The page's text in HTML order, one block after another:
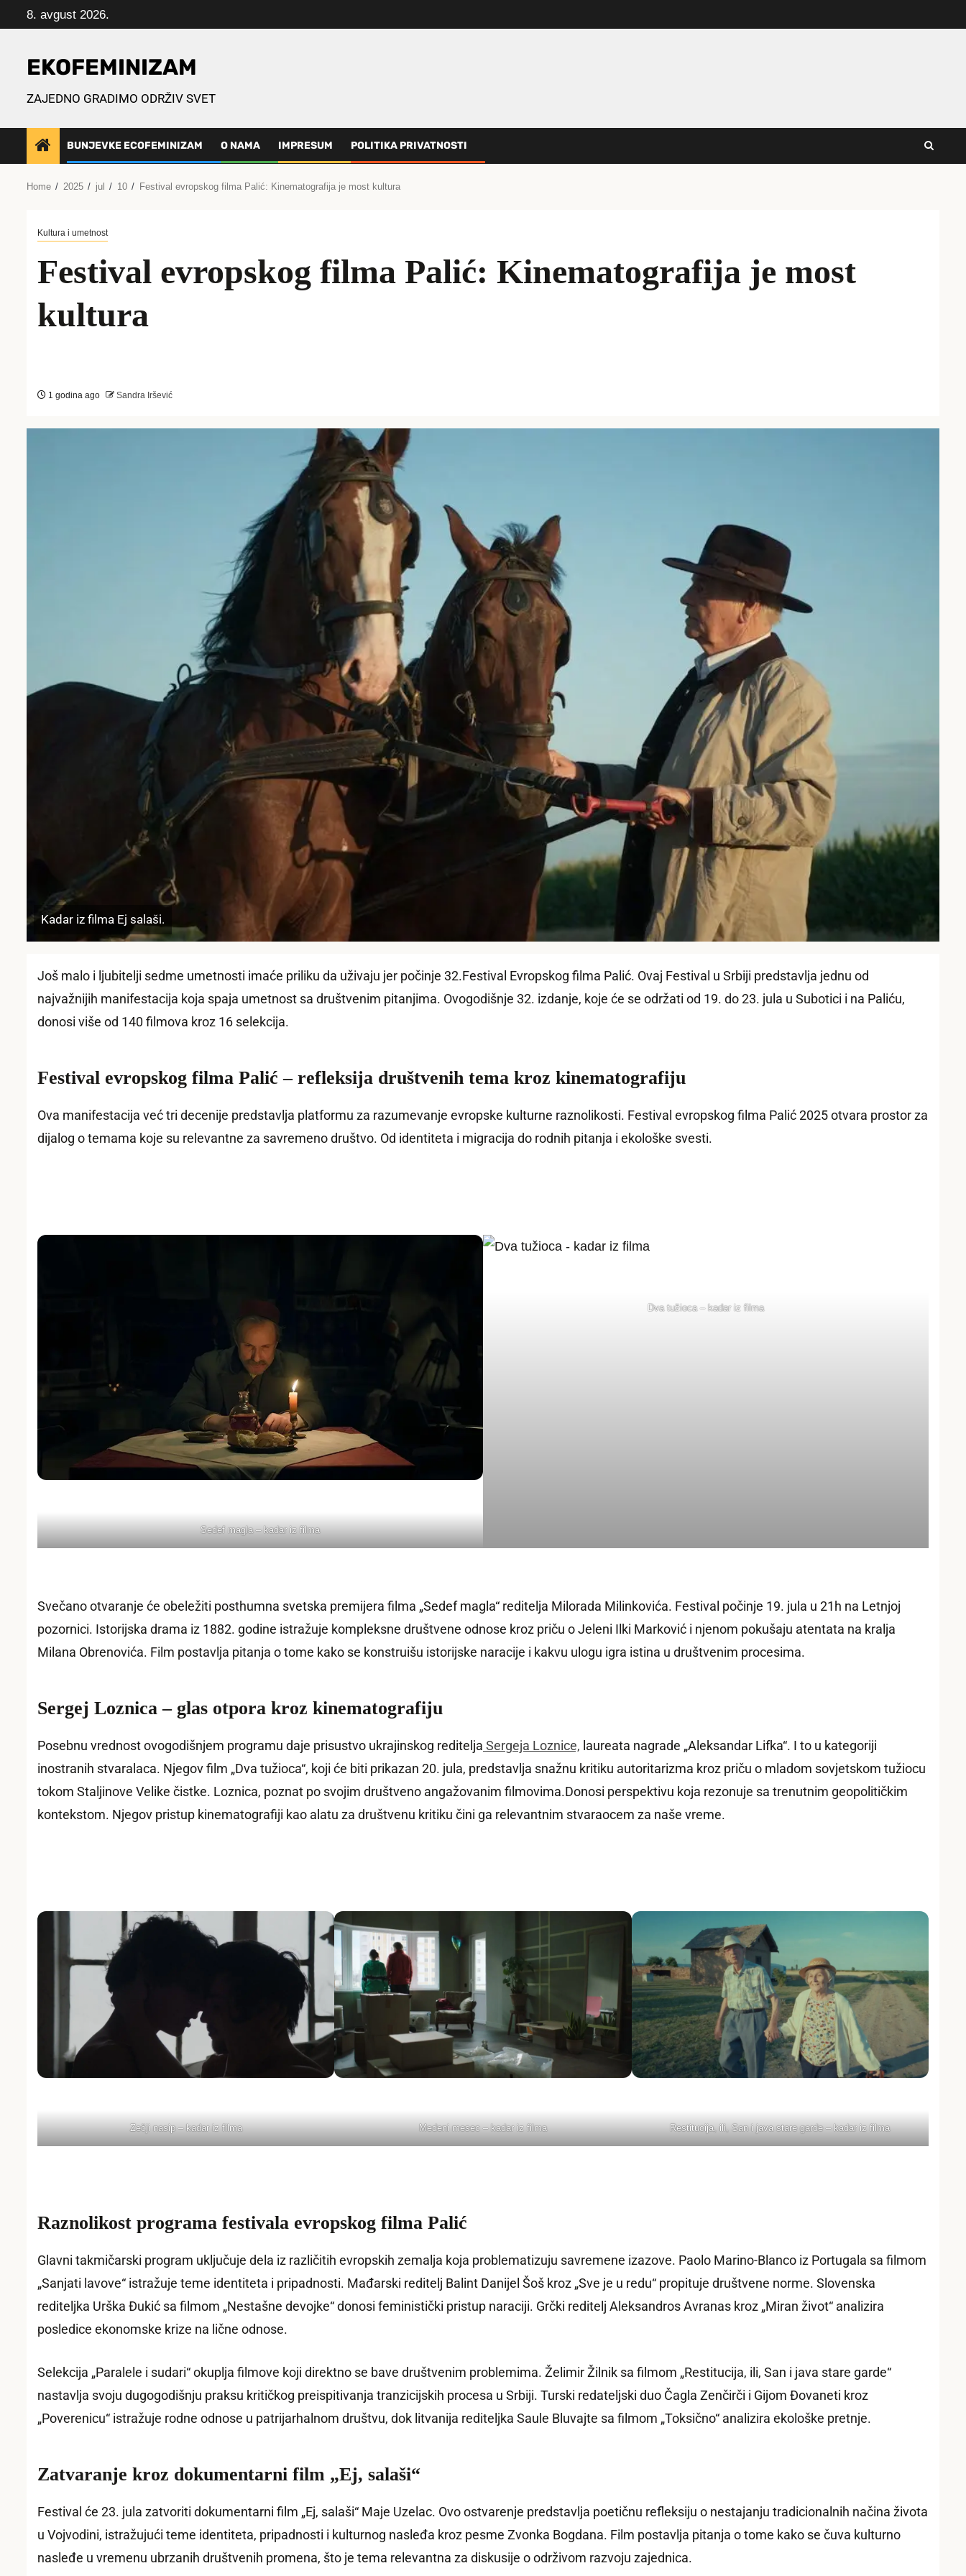
to
8. avgust 2026.
EKOFEMINIZAM
ZAJEDNO GRADIMO ODRŽIV SVET
BUNJEVKE ECOFEMINIZAM O NAMA IMPRESUM POLITIKA PRIVATNOSTI
Home 2025 jul 10 Festival evropskog filma Palić: Kinematografija je most kultura
Kultura i umetnost
Festival evropskog filma Palić: Kinematografija je most
kultura
1 godina ago Sandra Iršević
Kadar iz filma Ej salaši.
Još malo i ljubitelji sedme umetnosti imaće priliku da uživaju jer počinje 32.Festival Evropskog filma Palić. Ovaj Festival u Srbiji predstavlja jednu od
najvažnijih manifestacija koja spaja umetnost sa društvenim pitanjima. Ovogodišnje 32. izdanje, koje će se održati od 19. do 23. jula u Subotici i na Paliću,
donosi više od 140 filmova kroz 16 selekcija.
Festival evropskog filma Palić – refleksija društvenih tema kroz kinematografiju
Ova manifestacija već tri decenije predstavlja platformu za razumevanje evropske kulturne raznolikosti. Festival evropskog filma Palić 2025 otvara prostor za
dijalog o temama koje su relevantne za savremeno društvo. Od identiteta i migracija do rodnih pitanja i ekološke svesti.
Sedef magla – kadar iz filma
Dva tužioca – kadar iz filma
Svečano otvaranje će obeležiti posthumna svetska premijera filma „Sedef magla“ reditelja Milorada Milinkovića. Festival počinje 19. jula u 21h na Letnjoj
pozornici. Istorijska drama iz 1882. godine istražuje kompleksne društvene odnose kroz priču o Jeleni Ilki Marković i njenom pokušaju atentata na kralja
Milana Obrenovića. Film postavlja pitanja o tome kako se konstruišu istorijske naracije i kakvu ulogu igra istina u društvenim procesima.
Sergej Loznica – glas otpora kroz kinematografiju
Posebnu vrednost ovogodišnjem programu daje prisustvo ukrajinskog reditelja Sergeja Loznice, laureata nagrade „Aleksandar Lifka“. I to u kategoriji
inostranih stvaralaca. Njegov film „Dva tužioca“, koji će biti prikazan 20. jula, predstavlja snažnu kritiku autoritarizma kroz priču o mladom sovjetskom tužiocu
tokom Staljinove Velike čistke. Loznica, poznat po svojim društveno angažovanim filmovima.Donosi perspektivu koja rezonuje sa trenutnim geopolitičkim
kontekstom. Njegov pristup kinematografiji kao alatu za društvenu kritiku čini ga relevantnim stvaraocem za naše vreme.
Zečji nasip – kadar iz filma Medeni mesec – kadar iz filma Restitucija, ili, San i java stare garde – kadar iz filma
Raznolikost programa festivala evropskog filma Palić
Glavni takmičarski program uključuje dela iz različitih evropskih zemalja koja problematizuju savremene izazove. Paolo Marino-Blanco iz Portugala sa filmom
„Sanjati lavove“ istražuje teme identiteta i pripadnosti. Mađarski reditelj Balint Danijel Šoš kroz „Sve je u redu“ propituje društvene norme. Slovenska
rediteljka Urška Đukić sa filmom „Nestašne devojke“ donosi feministički pristup naraciji. Grčki reditelj Aleksandros Avranas kroz „Miran život“ analizira
posledice ekonomske krize na lične odnose.
Selekcija „Paralele i sudari“ okuplja filmove koji direktno se bave društvenim problemima. Želimir Žilnik sa filmom „Restitucija, ili, San i java stare garde“
nastavlja svoju dugogodišnju praksu kritičkog preispitivanja tranzicijskih procesa u Srbiji. Turski redateljski duo Čagla Zenčirči i Gijom Đovaneti kroz
„Poverenicu“ istražuje rodne odnose u patrijarhalnom društvu, dok litvanija rediteljka Saule Bluvajte sa filmom „Toksično“ analizira ekološke pretnje.
Zatvaranje kroz dokumentarni film „Ej, salaši“
Festival će 23. jula zatvoriti dokumentarni film „Ej, salaši“ Maje Uzelac. Ovo ostvarenje predstavlja poetičnu refleksiju o nestajanju tradicionalnih načina života
u Vojvodini, istražujući teme identiteta, pripadnosti i kulturnog nasleđa kroz pesme Zvonka Bogdana. Film postavlja pitanja o tome kako se čuva kulturno
nasleđe u vremenu ubrzanih društvenih promena, što je tema relevantna za diskusije o održivom razvoju zajednica.